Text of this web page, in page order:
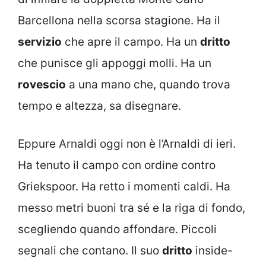
Barcellona nella scorsa stagione. Ha il
servizio che apre il campo. Ha un dritto
che punisce gli appoggi molli. Ha un
rovescio a una mano che, quando trova
tempo e altezza, sa disegnare.
Eppure Arnaldi oggi non è l’Arnaldi di ieri.
Ha tenuto il campo con ordine contro
Griekspoor. Ha retto i momenti caldi. Ha
messo metri buoni tra sé e la riga di fondo,
scegliendo quando affondare. Piccoli
segnali che contano. Il suo dritto inside-